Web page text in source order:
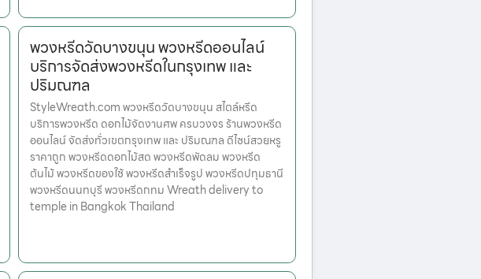
พวงหรีดวัดบางขนุน พวงหรีดออนไลน์
บริการจัดส่งพวงหรีดในกรุงเทพ และ
ปริมณฑล
StyleWreath.com พวงหรีดวัดบางขนุน สไตล์หรีด
บริการพวงหรีด ดอกไม้จัดงานศพ ครบวงจร ร้านพวงหรีด
ออนไลน์ จัดส่งทั่วเขตกรุงเทพ และ ปริมณฑล ดีไซน์สวยหรู
ราคาถูก พวงหรีดดอกไม้สด พวงหรีดพัดลม พวงหรีด
ต้นไม้ พวงหรีดของใช้ พวงหรีดสำเร็จรูป พวงหรีดปทุมธานี
พวงหรีดนนทบุรี พวงหรีดกทม Wreath delivery to
temple in Bangkok Thailand